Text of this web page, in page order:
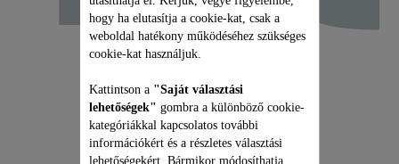
hogy ha elutasítja a cookie-kat, csak a
weboldal hatékony működéséhez szükséges
cookie-kat használjuk.
Kattintson a "Saját választási
lehetőségek" gombra a különböző cookie-
kategóriákkal kapcsolatos további
információkért és a részletes választási
lehetőségekért. Bármikor módosíthatja